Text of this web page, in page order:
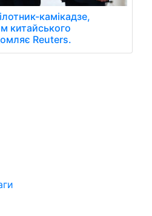
камікадзе,
китайського
Reuters.